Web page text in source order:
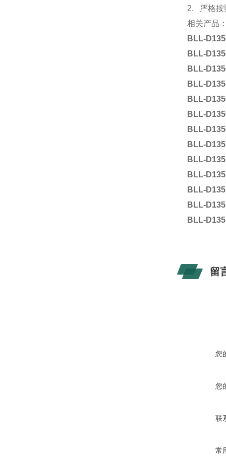
2. 严格按
相关产品
BLL-
BLL-
BLL-
BLL-
BLL-
BLL-
BLL-
BLL-
BLL-
BLL-
BLL-
BLL-
BLL-
留
您
您
联
常